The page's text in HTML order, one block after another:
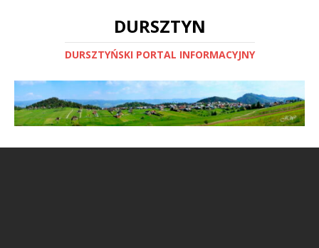
DURSZTYN
DURSZTYŃSKI PORTAL INFORMACYJNY